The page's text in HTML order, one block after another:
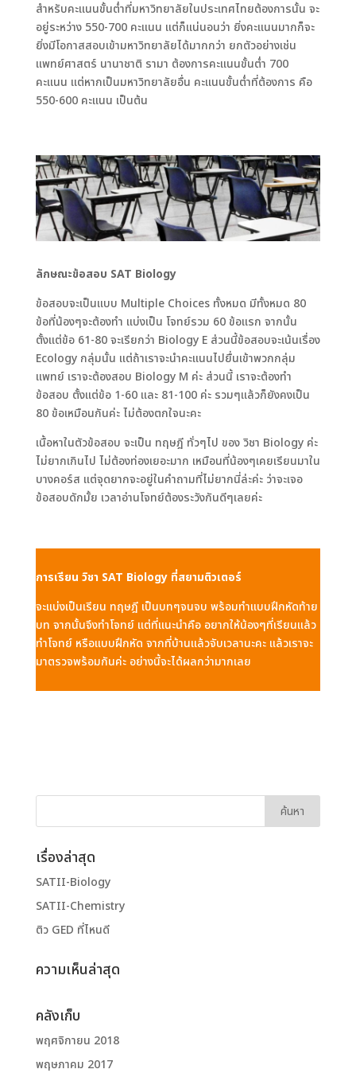
สำหรับคะแนนขั้นต่ำที่มหาวิทยาลัยในประเทศไทยต้องการนั้น จะ
อยู่ระหว่าง 550-700 คะแนน แต่ก็แน่นอนว่า ยิ่งคะแนนมากก็จะ
ยิ่งมีโอกาสสอบเข้ามหาวิทยาลัยได้มากกว่า ยกตัวอย่างเช่น
แพทย์ศาสตร์ นานาชาติ รามา ต้องการคะแนนขั้นต่ำ 700
คะแนน แต่หากเป็นมหาวิทยาลัยอื่น คะแนนขั้นต่ำที่ต้องการ คือ
550-600 คะแนน เป็นต้น
ลักษณะข้อสอบ SAT Biology
ข้อสอบจะเป็นแบบ Multiple Choices ทั้งหมด มีทั้งหมด 80
ข้อที่น้องๆจะต้องทำ แบ่งเป็น โจทย์รวม 60 ข้อแรก จากนั้น
ตั้งแต่ข้อ 61-80 จะเรียกว่า Biology E ส่วนนี้ข้อสอบจะเน้นเรื่อง
Ecology กลุ่มนั้น แต่ถ้าเราจะนำคะแนนไปยื่นเข้าพวกกลุ่ม
แพทย์ เราจะต้องสอบ Biology M ค่ะ ส่วนนี้ เราจะต้องทำ
ข้อสอบ ตั้งแต่ข้อ 1-60 และ 81-100 ค่ะ รวมๆแล้วก็ยังคงเป็น
80 ข้อเหมือนกันค่ะ ไม่ต้องตกใจนะคะ
เนื้อหาในตัวข้อสอบ จะเป็น ทฤษฎี ทั่วๆไป ของ วิชา Biology ค่ะ
ไม่ยากเกินไป ไม่ต้องท่องเยอะมาก เหมือนที่น้องๆเคยเรียนมาใน
บางคอร์ส แต่จุดยากจะอยู่ในคำถามที่ไม่ยากนี่ล่ะค่ะ ว่าจะเจอ
ข้อสอบดักมั้ย เวลาอ่านโจทย์ต้องระวังกันดีๆเลยค่ะ
การเรียน วิชา SAT Biology ที่สยามติวเตอร์
จะแบ่งเป็นเรียน ทฤษฎี เป็นบทๆจนจบ พร้อมทำแบบฝึกหัดท้าย
บท จากนั้นจึงทำโจทย์ แต่ที่แนะนำคือ อยากให้น้องๆที่เรียนแล้ว
ทำโจทย์ หรือแบบฝึกหัด จากที่บ้านแล้วจับเวลานะคะ แล้วเราจะ
มาตรวจพร้อมกันค่ะ อย่างนี้จะได้ผลกว่ามากเลย
เรื่องล่าสุด
SATII-Biology
SATII-Chemistry
ติว GED ที่ไหนดี
ความเห็นล่าสุด
คลังเก็บ
พฤศจิกายน 2018
พฤษภาคม 2017